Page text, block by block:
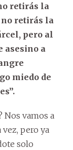
retirás la
no retirás la
pero al
asesino a
miedo de
Nos vamos a
pero ya
solo